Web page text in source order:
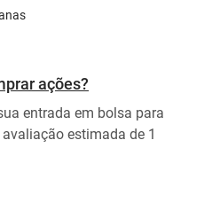
ações?
entrada em bolsa para
estimada de 1